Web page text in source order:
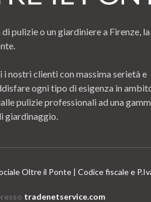
di pulizie o un giardiniere a Firenze, la
nostri clienti con massima serietà e
ogni tipo di esigenza in
pulizie professionali ad una
giardinaggio.
Oltre il Ponte | Codice fiscale e
tradenetservice.com